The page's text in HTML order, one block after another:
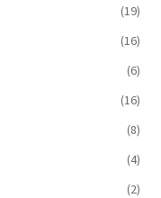
(19)
(16)
(6)
(16)
(8)
(4)
(2)